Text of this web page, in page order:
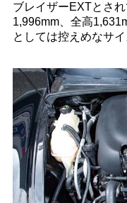
ブレイザーEXTとさ
1,996mm、全高
としては控えめなサイ